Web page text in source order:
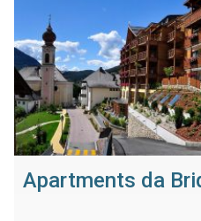
Apartments da